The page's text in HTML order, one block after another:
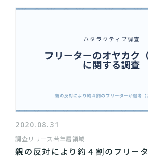
2020.08.31
調査リリース 若年層領域
親の反対により約４割のフリー